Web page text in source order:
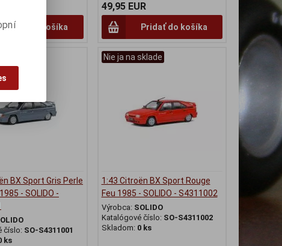
Pridať do košíka
49,95 EUR
Pridať do košíka
BX Sport Gris Perle
- SOLIDO -
číslo: SO-S4311001
ks
Nie ja na sklade
1:43 Citroën BX Sport Rouge
Feu 1985 - SOLIDO - S4311002
Výrobca: SOLIDO
Katalógové číslo: SO-S4311002
Skladom: 0 ks